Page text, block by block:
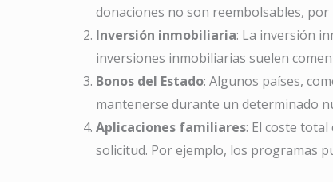
donaciones no son reembolsables,
Inversión inmobiliaria: La inversión
inversiones inmobiliarias suelen
Bonos del Estado: Algunos países,
mantenerse durante un determinado
Aplicaciones familiares: El coste
solicitud. Por ejemplo, los programas